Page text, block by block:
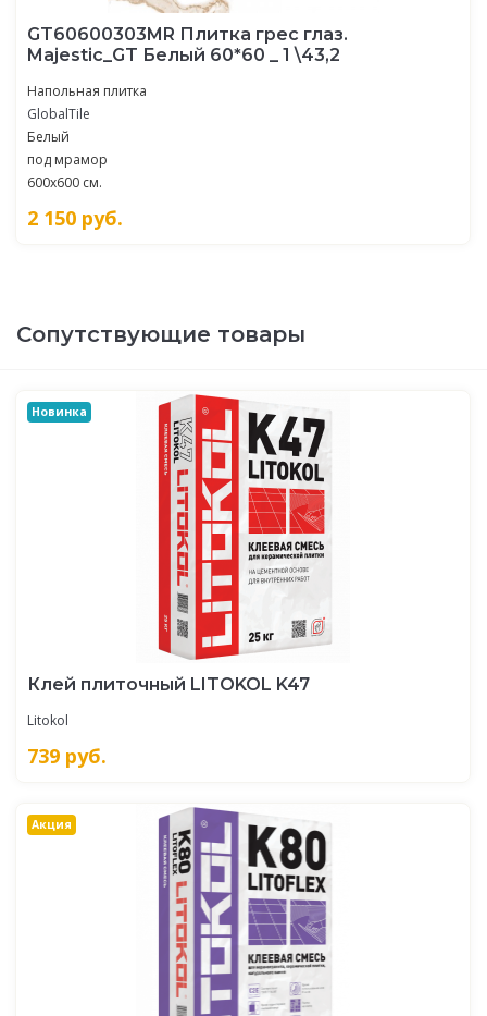
GT60600303MR Плитка грес глаз.
Majestic_GT Белый 60*60 _ 1 \43,2
Напольная плитка
GlobalTile
Белый
под мрамор
600x600 см.
2 150 руб.
Сопутствующие товары
Новинка
Клей плиточный LITOKOL K47
Litokol
739 руб.
Акция